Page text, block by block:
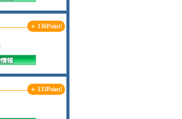
＋ 136Point!
＋ 133Point!